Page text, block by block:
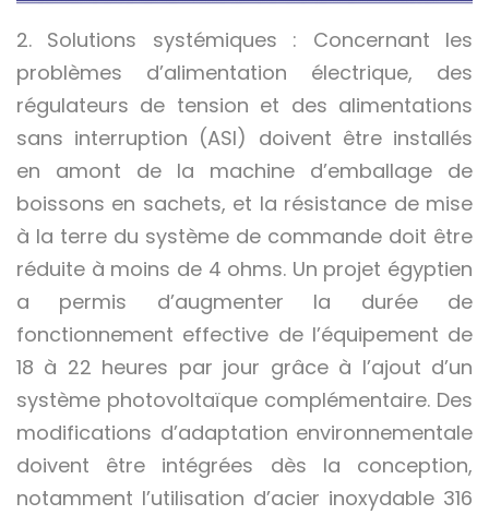
2. Solutions systémiques : Concernant les
problèmes d’alimentation électrique, des
régulateurs de tension et des alimentations
sans interruption (ASI) doivent être installés
en amont de la machine d’emballage de
boissons en sachets, et la résistance de mise
à la terre du système de commande doit être
réduite à moins de 4 ohms. Un projet égyptien
a permis d’augmenter la durée de
fonctionnement effective de l’équipement de
18 à 22 heures par jour grâce à l’ajout d’un
système photovoltaïque complémentaire. Des
modifications d’adaptation environnementale
doivent être intégrées dès la conception,
notamment l’utilisation d’acier inoxydable 316